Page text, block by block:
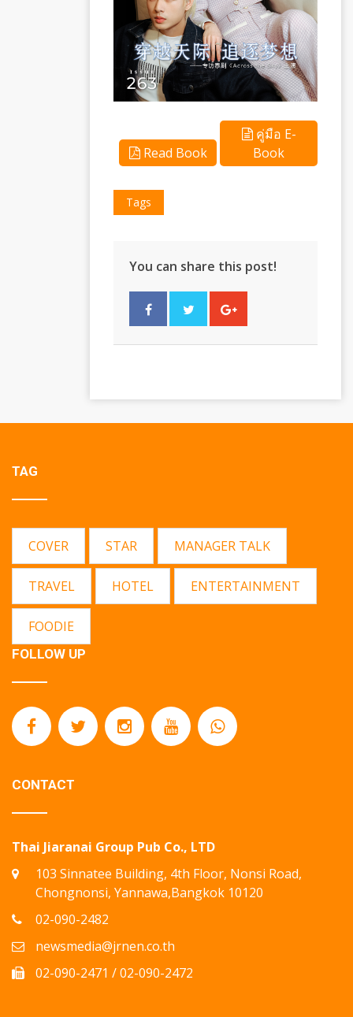
Read Book
คู่มือ E-
Book
Tags
You can share this post!
TAG
COVER STAR MANAGER TALK
TRAVEL HOTEL ENTERTAINMENT
FOODIE
FOLLOW UP
CONTACT
Thai Jiaranai Group Pub Co., LTD
103 Sinnatee Building, 4th Floor, Nonsi Road,
Chongnonsi, Yannawa,Bangkok 10120
02-090-2482
newsmedia@jrnen.co.th
02-090-2471 / 02-090-2472